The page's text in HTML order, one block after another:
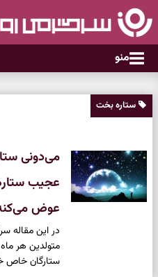
منو
ستاره بخت
می‌دونی
عجیب
عوض
در این مقاله
متولدین هر
ستارگان خاص